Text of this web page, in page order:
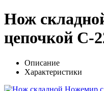
Нож
цепочкой C-
Описание
Характеристики